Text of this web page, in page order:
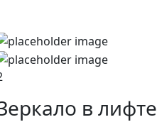
в лифте